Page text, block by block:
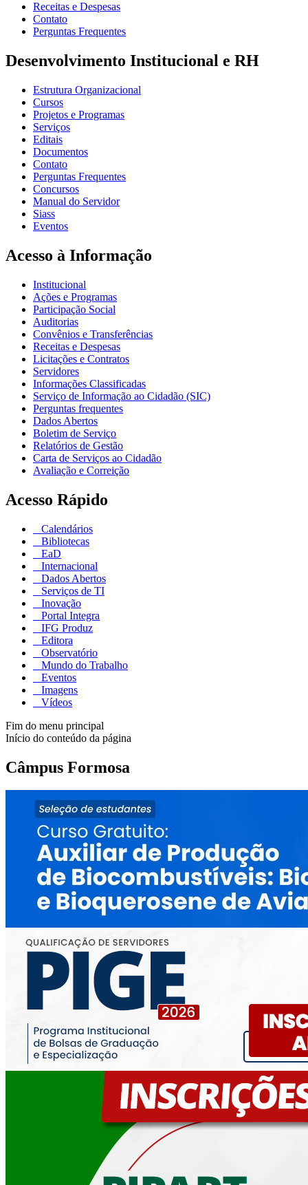
Receitas e Despesas
Contato
Perguntas Frequentes
Desenvolvimento Institucional e RH
Estrutura Organizacional
Cursos
Projetos e Programas
Serviços
Editais
Documentos
Contato
Perguntas Frequentes
Concursos
Manual do Servidor
Siass
Eventos
Acesso à Informação
Institucional
Ações e Programas
Participação Social
Auditorias
Convênios e Transferências
Receitas e Despesas
Licitações e Contratos
Servidores
Informações Classificadas
Serviço de Informação ao Cidadão (SIC)
Perguntas frequentes
Dados Abertos
Boletim de Serviço
Relatórios de Gestão
Carta de Serviços ao Cidadão
Avaliação e Correição
Acesso Rápido
Calendários
Bibliotecas
EaD
Internacional
Dados Abertos
Serviços de TI
Inovação
Portal Integra
IFG Produz
Editora
Observatório
Mundo do Trabalho
Eventos
Imagens
Vídeos
Fim do menu principal
Início do conteúdo da página
Câmpus Formosa